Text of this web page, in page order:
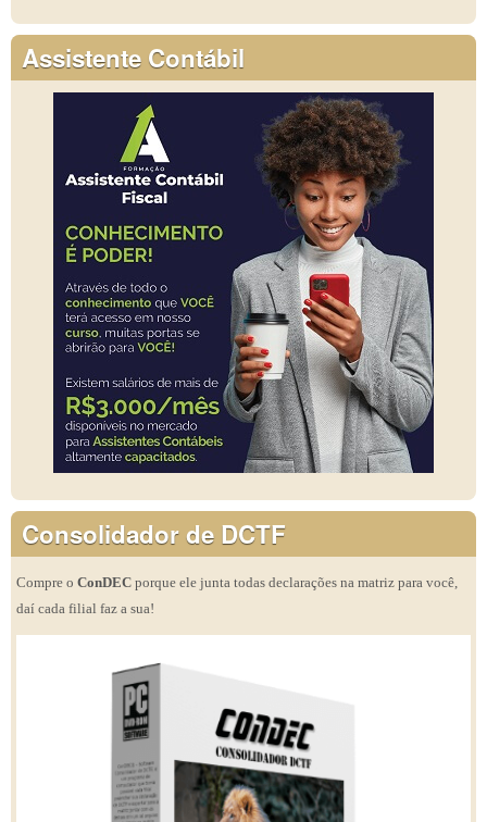
Assistente Contábil
Consolidador de DCTF
Compre o ConDEC porque ele junta todas declarações na matriz para você,
daí cada filial faz a sua!